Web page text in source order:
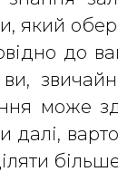
який
до
може
варто